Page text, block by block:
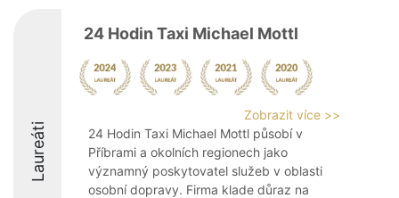
Laureáti
24 Hodin Taxi Michael Mottl
Zobrazit více >>
24 Hodin Taxi Michael Mottl působí v
Příbrami a okolních regionech jako
významný poskytovatel služeb v oblasti
osobní dopravy. Firma klade důraz na